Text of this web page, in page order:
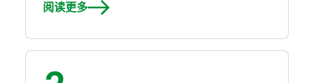
阅读更多